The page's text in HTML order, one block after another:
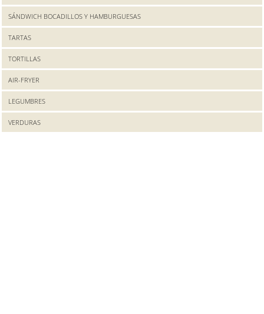
SÁNDWICH BOCADILLOS Y HAMBURGUESAS
TARTAS
TORTILLAS
AIR-FRYER
LEGUMBRES
VERDURAS